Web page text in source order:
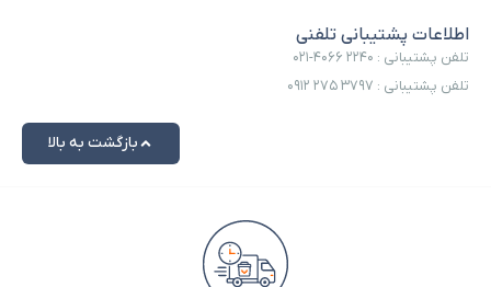
اطلاعات پشتیبانی تلفنی
تلفن پشتیبانی : ۲۲۴۰ ۴۰۶۶-۰۲۱
تلفن پشتیبانی : ۳۷۹۷ ۲۷۵ ۰۹۱۲
بازگشت به بالا